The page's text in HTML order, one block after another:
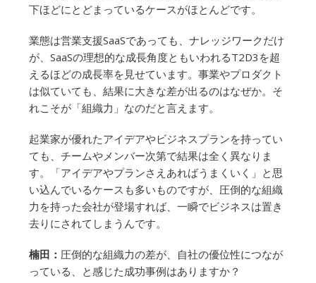
下ほどにとどまっているケースがほとんどです。
業態は営業支援SaaSであっても、ナレッジワークだけ
が、SaaSの理想的な成長角度ともいわれるT2D3を超
えるほどの成長率を見せています。事業やプロダクト
は似ていても、結果に大きな差が出るのはなぜか。そ
れこそが「組織力」なのだと言えます。
起業家が優れたアイデアやビジネスプランを持ってい
ても、チームやメンバー次第で結果は全く異なりま
す。「アイデアやプランさえあればうまくいく」と思
い込んでいるケースも多いものですが、圧倒的な組織
力を持った会社が登場すれば、一瞬でビジネスは置き
去りにされてしまうんです。
楠田： 圧倒的な組織力の差が、自社の優位性につなが
っている、と感じた成功事例はありますか？